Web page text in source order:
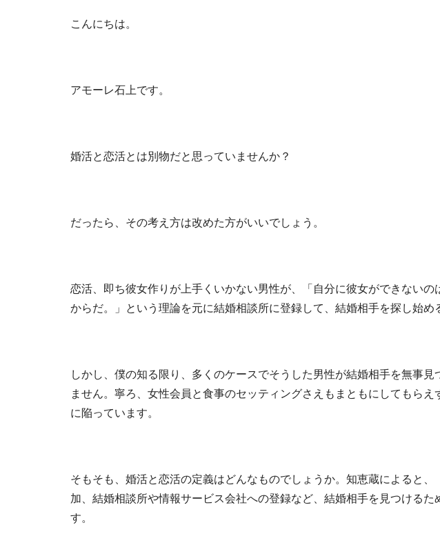
こんにちは。
アモーレ石上です。
婚活と恋活とは別物だと思っていませんか？
だったら、その考え方は改めた方がいいでしょう。
恋活、即ち彼女作りが上手くいかない男性が、「自分に彼女ができない
からだ。」という理論を元に結婚相談所に登録して、結婚相手を探し始め
しかし、僕の知る限り、多くのケースでそうした男性が結婚相手を無事見
ません。寧ろ、女性会員と食事のセッティングさえもまともにしてもら
に陥っています。
そもそも、婚活と恋活の定義はどんなものでしょうか。知恵蔵によると
加、結婚相談所や情報サービス会社への登録など、結婚相手を見つけるた
す。